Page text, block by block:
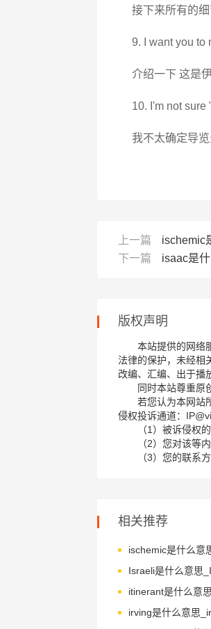
接下来所有的
9. I want you to
介绍一下 这是
10. I'm not
我不太确定导览
上一篇
ischemic
下一篇
isaac是
版权声明
本站提供的网络
法律的保护，未经相
改编、汇编、出于播
同时本站尊重原
若您认为本网站
侵权投诉通道：
（1）被诉侵权
（2）您对该等
（3）您的联系
相关推荐
Israeli是什么意思
irving是什么意思